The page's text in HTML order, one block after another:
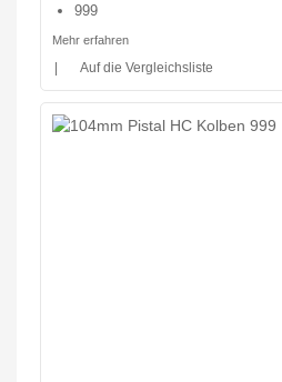
999
Mehr erfahren
Auf die Vergleichsliste